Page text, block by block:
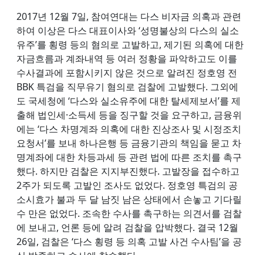
2017년 12월 7일, 참여연대는 다스 비자금 의혹과 관련
하여 이상은 다스 대표이사와 ‘성명불상의 다스의 실소
유주’를 횡령 등의 혐의로 고발하고, 제기된 의혹에 대한
자금흐름과 계좌내역 등 여러 정황을 파악하고도 이를
수사결과에 포함시키지 않은 것으로 알려진 정호영 전
BBK 특검을 직무유기 혐의로 검찰에 고발했다. 그외에
도 국세청에 ‘다스와 실소유주에 대한 탈세제보서’를 제
출해 법인세·소득세 등을 징구할 것을 요구하고, 금융위
에는 ‘다스 차명계좌 의혹에 대한 진상조사 및 시정조치
요청서’를 보내 하나은행 등 금융기관의 책임을 묻고 차
명계좌에 대한 차등과세 등 관련 법에 따른 조치를 촉구
했다. 하지만 검찰은 지지부진했다. 고발장을 접수하고
2주가 되도록 고발인 조사도 없었다. 정호영 특검의 공
소시효가 불과 두 달 남짓 남은 상태에서 손놓고 기다릴
수 만은 없었다. 조속한 수사를 촉구하는 의견서를 검찰
에 보내고, 언론 등에 알려 검찰을 압박했다. 결국 12월
26일, 검찰은 ‘다스 횡령 등 의혹 고발 사건 수사팀’을 공